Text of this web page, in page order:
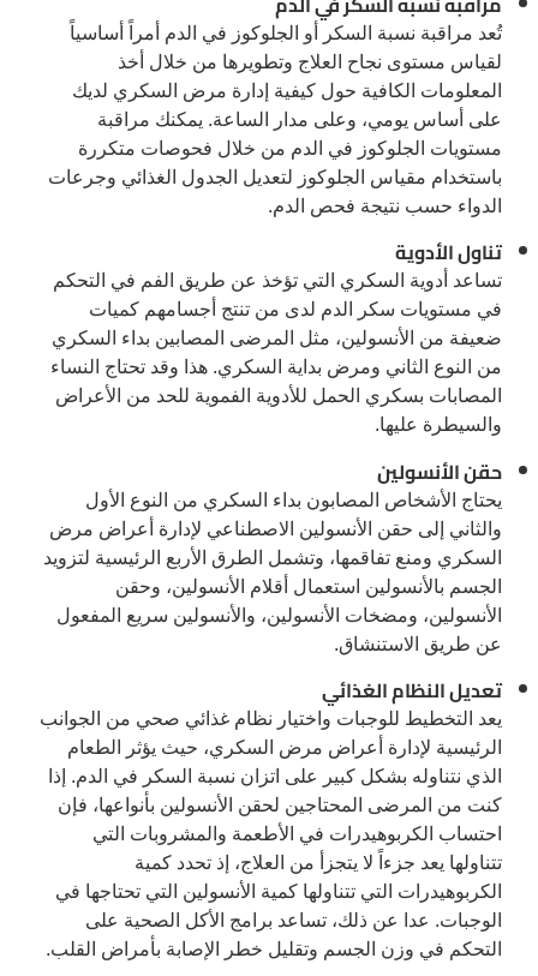
تُعد مراقبة نسبة السكر أو الجلوكوز في الدم أمراً أساسياً
لقياس مستوى نجاح العلاج وتطويرها من خلال أخذ
المعلومات الكافية حول كيفية إدارة مرض السكري لديك
على أساس يومي، وعلى مدار الساعة. يمكنك مراقبة
مستويات الجلوكوز في الدم من خلال فحوصات متكررة
باستخدام مقياس الجلوكوز لتعديل الجدول الغذائي وجرعات
الدواء حسب نتيجة فحص الدم.
تناول الأدوية
تساعد أدوية السكري التي تؤخذ عن طريق الفم في التحكم
في مستويات سكر الدم لدى من تنتج أجسامهم كميات
ضعيفة من الأنسولين، مثل المرضى المصابين بداء السكري
من النوع الثاني ومرض بداية السكري. هذا وقد تحتاج النساء
المصابات بسكري الحمل للأدوية الفموية للحد من الأعراض
والسيطرة عليها.
حقن الأنسولين
يحتاج الأشخاص المصابون بداء السكري من النوع الأول
والثاني إلى حقن الأنسولين الاصطناعي لإدارة أعراض مرض
السكري ومنع تفاقمها، وتشمل الطرق الأربع الرئيسية لتزويد
الجسم بالأنسولين استعمال أقلام الأنسولين، وحقن
الأنسولين، ومضخات الأنسولين، والأنسولين سريع المفعول
عن طريق الاستنشاق.
تعديل النظام الغذائي
يعد التخطيط للوجبات واختيار نظام غذائي صحي من الجوانب
الرئيسية لإدارة أعراض مرض السكري، حيث يؤثر الطعام
الذي نتناوله بشكل كبير على اتزان نسبة السكر في الدم. إذا
كنت من المرضى المحتاجين لحقن الأنسولين بأنواعها، فإن
احتساب الكربوهيدرات في الأطعمة والمشروبات التي
تتناولها يعد جزءاً لا يتجزأ من العلاج، إذ تحدد كمية
الكربوهيدرات التي تتناولها كمية الأنسولين التي تحتاجها في
الوجبات. عدا عن ذلك، تساعد برامج الأكل الصحية على
التحكم في وزن الجسم وتقليل خطر الإصابة بأمراض القلب.